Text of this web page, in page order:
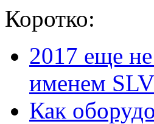
Коротко:
2017 еще
именем
Как